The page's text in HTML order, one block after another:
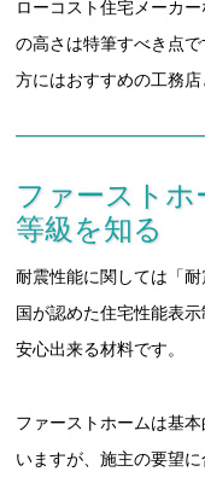
ローコスト住宅メーカ
の高さは特筆すべき点
方にはおすすめの工務店
ファーストホ
等級を知る
耐震性能に関しては「
国が認めた住宅性能表
安心出来る材料です。
ファーストホームは基
いますが、施主の要望